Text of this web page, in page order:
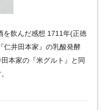
を飲んだ感想 1711年(正徳
仁井田本家』の乳酸発酵
本家の『米グルト』と同